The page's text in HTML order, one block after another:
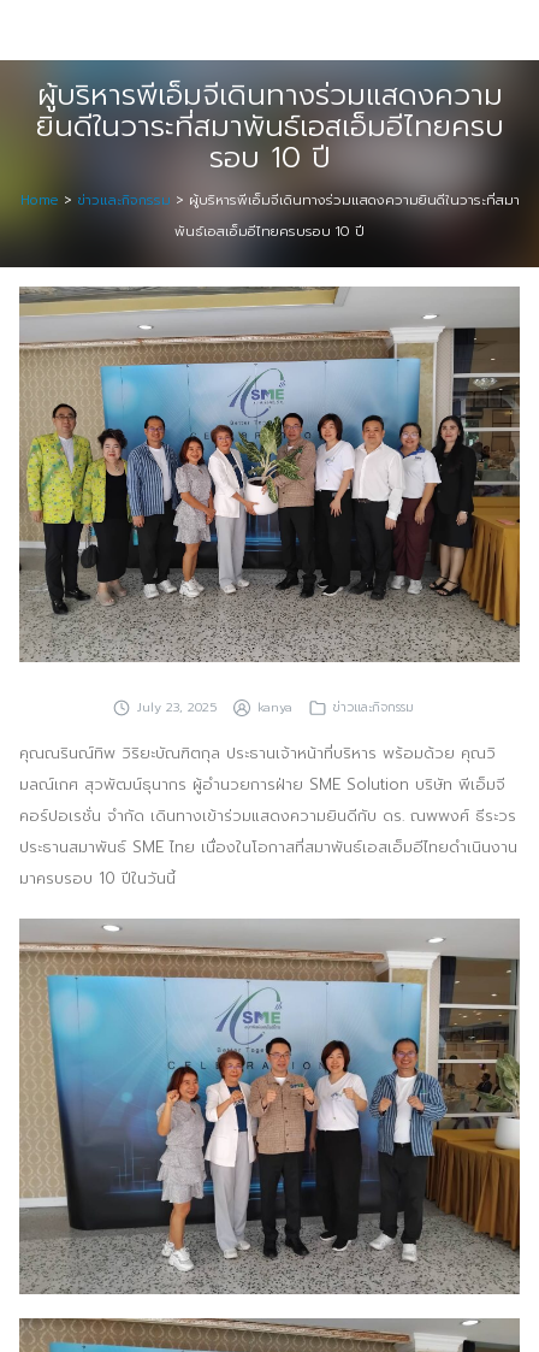
Event & Exhibition Solution
intro
Media Solution
Seminar Service Solution
Trading & E-Commerce Solution
ข้อมูลบริษัท
จัดงานแสดงสินค้าและอีเว้นท์ต่าง ๆ
ติดต่อเรา
บริการของเรา
ประชาสัมพันธ์ผ่านสื่อออฟไลน์และสื่อออนไลน์
ผลงานของเรา
หน้าแรก
อบรมสัมมนาออฟไลน์และออนไลน์
ผู้บริหารพีเอ็มจีเดินทางร่วมแสดงความ
ยินดีในวาระที่สมาพันธ์เอสเอ็มอีไทยครบ
รอบ 10 ปี
Home > ข่าวและกิจกรรม > ผู้บริหารพีเอ็มจีเดินทางร่วมแสดงความยินดีในวาระที่สมา
พันธ์เอสเอ็มอีไทยครบรอบ 10 ปี
July 23, 2025 kanya ข่าวและกิจกรรม
คุณณรินณ์ทิพ วิริยะบัณฑิตกุล ประธานเจ้าหน้าที่บริหาร พร้อมด้วย คุณวิ
มลณ์เกศ สุวพัฒน์ธุนากร ผู้อำนวยการฝ่าย SME Solution บริษัท พีเอ็มจี
คอร์ปอเรชั่น จำกัด เดินทางเข้าร่วมแสดงความยินดีกับ ดร. ณพพงศ์ ธีระวร
ประธานสมาพันธ์ SME ไทย เนื่องในโอกาสที่สมาพันธ์เอสเอ็มอีไทยดำเนินงาน
มาครบรอบ 10 ปีในวันนี้